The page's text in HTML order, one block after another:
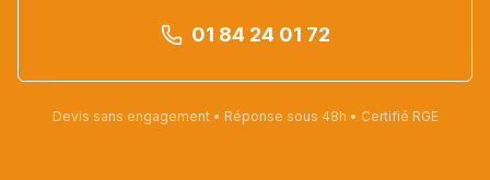
01 84 24 01 72
Devis sans engagement • Réponse sous 48h • Certifié RGE